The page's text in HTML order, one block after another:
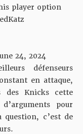
player option
24, 2024
défenseurs
en attaque,
des Knicks cette
pour
c’est de